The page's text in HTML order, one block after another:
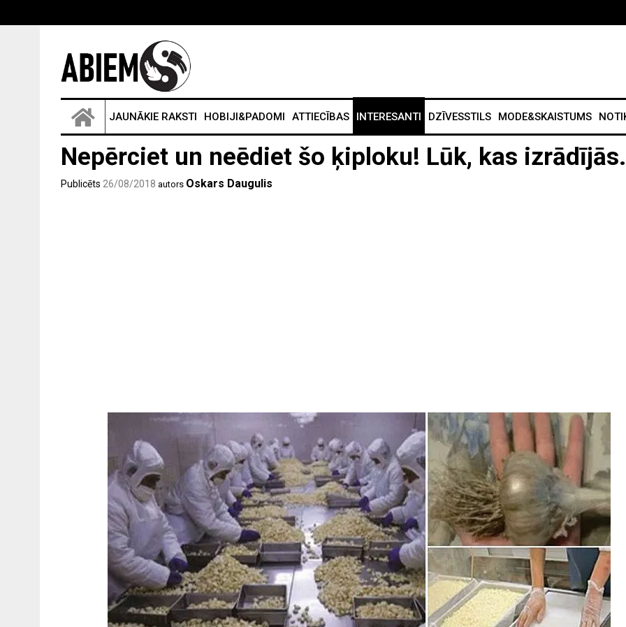
JAUNĀKIE RAKSTI HOBIJI&PADOMI ATTIECĪBAS INTERESANTI DZĪVESSTILS MODE&SKAISTUMS
Nepērciet un neēdiet šo ķiploku! Lūk, kas
Publicēts 26/08/2018 autors Oskars Daugulis